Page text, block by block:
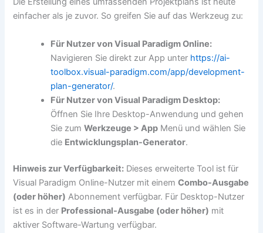
einfacher als je zuvor. So greifen Sie auf das Werkzeug zu:
Für Nutzer von Visual Paradigm Online:
Navigieren Sie direkt zur App unter https://ai-
toolbox.visual-paradigm.com/app/development-
plan-generator/.
Für Nutzer von Visual Paradigm Desktop:
Öffnen Sie Ihre Desktop-Anwendung und gehen
Sie zumWerkzeuge > App Menü und wählen Sie
die Entwicklungsplan-Generator.
Hinweis zur Verfügbarkeit: Dieses erweiterte Tool ist für
Visual Paradigm Online-Nutzer mit einemCombo-Ausgabe
(oder höher) Abonnement verfügbar. Für Desktop-Nutzer
ist es in der Professional-Ausgabe (oder höher) mit
aktiver Software-Wartung verfügbar.